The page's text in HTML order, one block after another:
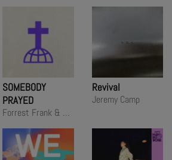
SOMEBODY
PRAYED
Forrest Frank & Tate Butts
Revival
Jeremy Camp